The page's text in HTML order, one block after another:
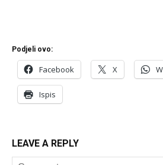
Podjeli ovo:
Facebook X
Ispis
LEAVE A REPLY